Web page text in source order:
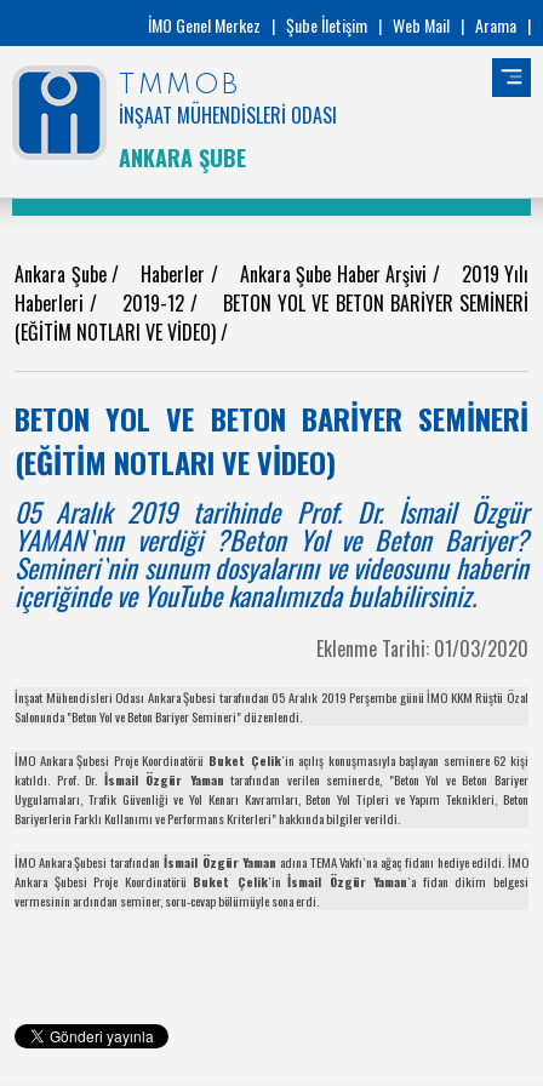
İMO Genel Merkez | Şube İletişim | Web Mail | Arama |
TMMOB
İNŞAAT MÜHENDİSLERİ ODASI
ANKARA ŞUBE
Ankara Şube/ Haberler / Ankara Şube Haber Arşivi / 2019 Yılı
Haberleri/ 2019-12/ BETON YOL VE BETON BARİYER SEMİNERİ
(EĞİTİM NOTLARI VE VİDEO)/
BETON YOL VE BETON BARİYER SEMİNERİ
(EĞİTİM NOTLARI VE VİDEO)
05 Aralık 2019 tarihinde Prof. Dr. İsmail Özgür
YAMAN`nın verdiği ?Beton Yol ve Beton Bariyer?
Semineri`nin sunum dosyalarını ve videosunu haberin
içeriğinde ve YouTube kanalımızda bulabilirsiniz.
Eklenme Tarihi: 01/03/2020
İnşaat Mühendisleri Odası Ankara Şubesi tarafından 05 Aralık 2019 Perşembe günü İMO KKM Rüştü Özal
Salonunda "Beton Yol ve Beton Bariyer Semineri" düzenlendi.
İMO Ankara Şubesi Proje Koordinatörü Buket Çelik`in açılış konuşmasıyla başlayan seminere 62 kişi
katıldı. Prof. Dr. İsmail Özgür Yaman tarafından verilen seminerde, "Beton Yol ve Beton Bariyer
Uygulamaları, Trafik Güvenliği ve Yol Kenarı Kavramları, Beton Yol Tipleri ve Yapım Teknikleri, Beton
Bariyerlerin Farklı Kullanımı ve Performans Kriterleri" hakkında bilgiler verildi.
İMO Ankara Şubesi tarafından İsmail Özgür Yaman adına TEMA Vakfı`na ağaç fidanı hediye edildi. İMO
Ankara Şubesi Proje Koordinatörü Buket Çelik`inİsmail Özgür Yaman`a fidan dikim belgesi
vermesinin ardından seminer, soru-cevap bölümüyle sona erdi.